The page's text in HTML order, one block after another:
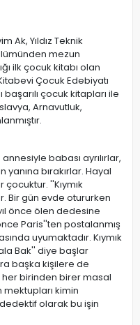
Ak, Yıldız Teknik
mezun
ilk çocuk kitabı olan
Çocuk Edebiyatı
başarılı çocuk kitapları ile
Arnavutluk,
annesiyle babası ayrılırlar,
bırakırlar. Hayal
çocuktur. ''Kıymık
Bir gün evde otururken
önce ölen dedesine
Paris''ten postalanmış
uyumaktadır. Kıymık
Bak'' diye başlar
başka kişilere de
birinden birer masal
kimin
olarak bu işin